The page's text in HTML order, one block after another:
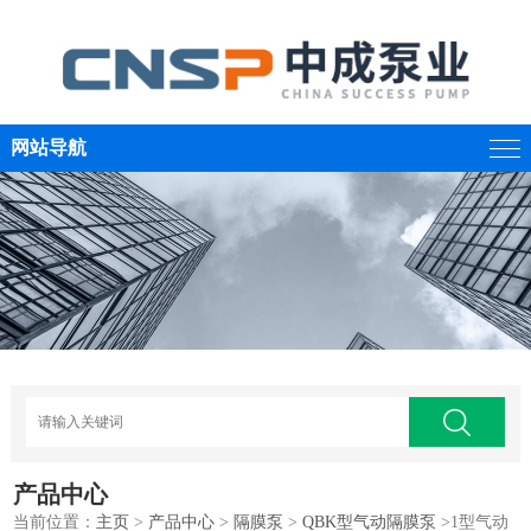
网站导航
产品中心
当前位置： 主页 > 产品中心 > 隔膜泵 >QBK型气动隔膜泵>1型气动